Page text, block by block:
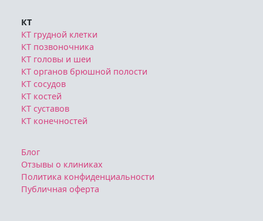
КТ грудной клетки
КТ позвоночника
КТ головы и шеи
КТ органов брюшной полости
КТ сосудов
КТ костей
КТ суставов
КТ конечностей
Отзывы о клиниках
Политика конфиденциальности
Публичная оферта